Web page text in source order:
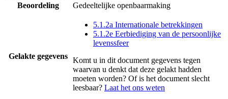
Beoordeling
Gedeeltelijke openbaarmaking
Gelakte gegevens
5.1.2a Internationale betrekkingen
5.1.2e Eerbiediging van de persoonlijke
levenssfeer
Komt u in dit document gegevens tegen
waarvan u denkt dat deze gelakt hadden
moeten worden? Of is het document slecht
leesbaar? Laat het ons weten